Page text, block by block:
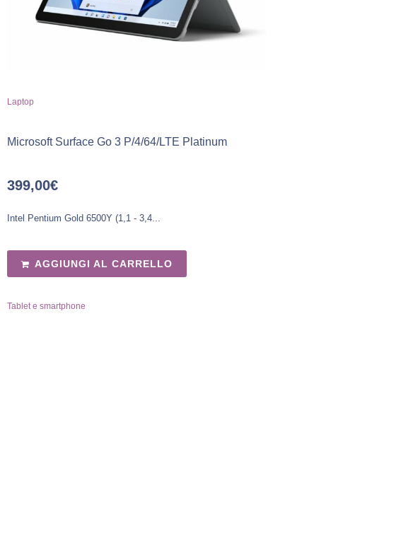
Laptop
Microsoft Surface Go 3 P/4/64/LTE Platinum
399,00€
Intel Pentium Gold 6500Y (1,1 - 3,4...
AGGIUNGI AL CARRELLO
Tablet e smartphone